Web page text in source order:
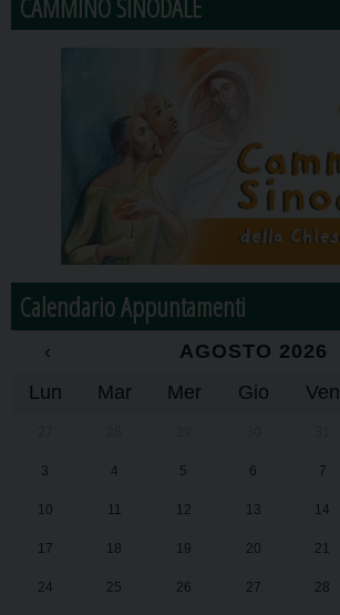
Calendario Appuntamenti
‹ AGOSTO 2026
Lun
Mar Mer Gio Ven
3 4 5 6 7
10 11 12 13 14
17 18 19 20 21
24 25 26 27 28